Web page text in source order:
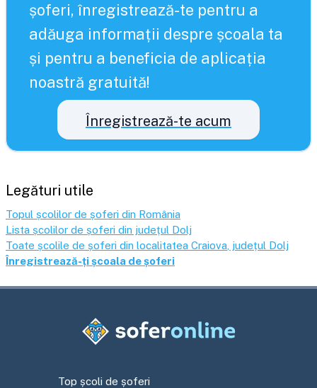
șoferi, înregistrează-te pentru a
adăuga informații despre școala ta
și pentru a beneficia de aplicația
noastră gratuită!
Înregistrează-te acum
Legături utile
Topul școlilor de șoferi din România
Lista școlilor de șoferi din județul Dolj
Toate școlile de șoferi din localitatea Craiova , județul Dolj
Înregistrează-ți școala de șoferi
Top școli de șoferi